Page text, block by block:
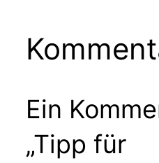
Ein
„Tipp für